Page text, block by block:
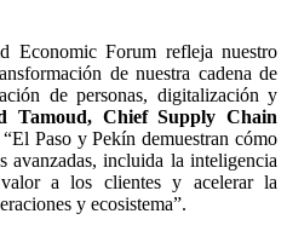
Economic Forum refleja nuestro
de nuestra cadena de
de personas, digitalización y
Tamoud, Chief Supply Chain
“El Paso y Pekín demuestran cómo
avanzadas, incluida la inteligencia
a los clientes y acelerar la
y ecosistema”.